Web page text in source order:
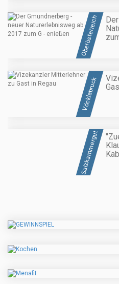
Oberösterreich
Vöcklabruck
Salzkammergut